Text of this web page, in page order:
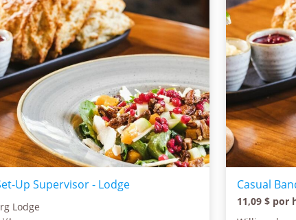
Up Supervisor - Lodge
Lodge
Casual
11,09 $ por